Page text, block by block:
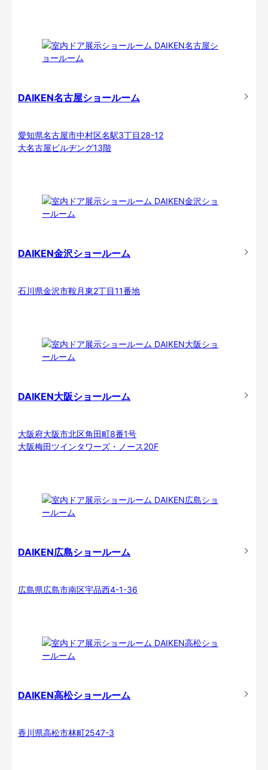
DAIKEN名古屋ショールーム
愛知県名古屋市中村区名駅3丁目28-12
大名古屋ビルヂング13階
DAIKEN金沢ショールーム
石川県金沢市鞍月東2丁目11番地
DAIKEN大阪ショールーム
大阪府大阪市北区角田町8番1号
大阪梅田ツインタワーズ・ノース20F
DAIKEN広島ショールーム
広島県広島市南区宇品西4-1-36
DAIKEN高松ショールーム
香川県高松市林町2547-3